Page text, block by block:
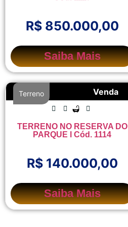
R$ 850.000,00
Saiba Mais
Venda
Terreno
TERRENO NO RESERVA DO
PARQUE l Cód. 1114
R$ 140.000,00
Saiba Mais